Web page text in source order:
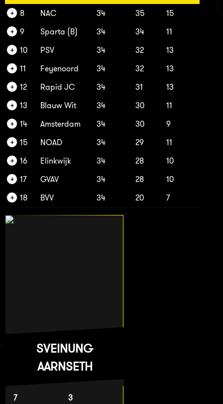
8
NAC 34 35
15
9
Sparta (B) 34 34
11
10
PSV 34 32
13
11
Feyenoord 34 32
13
12
Rapid JC 34 31
13
13
Blauw Wit 34 30
11
14
Amsterdam 34 30
9
15
NOAD 34 29
11
16
Elinkwijk 34 28
10
17
GVAV 34 28
10
18
BVV 34 20 7
SVEINUNG
AARNSETH
7
3